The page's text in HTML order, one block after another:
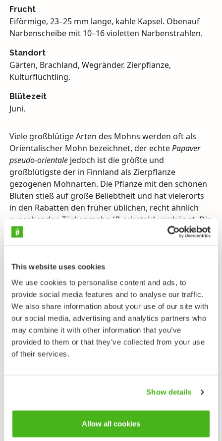
This website uses cookies
We use cookies to personalise content and ads, to
provide social media features and to analyse our traffic.
We also share information about your use of our site with
our social media, advertising and analytics partners who
may combine it with other information that you’ve
provided to them or that they’ve collected from your use
of their services.
Show details
Allow all cookies
Frucht
Eiförmige, 23–25 mm lange, kahle Kapsel. Obenauf
Narbenscheibe mit 10–16 violetten Narbenstrahlen.
Standort
Gärten, Brachland, Wegränder. Zierpflanze,
Kulturflüchtling.
Blütezeit
Juni.
Viele großblütige Arten des Mohns werden oft als
Orientalischer Mohn bezeichnet, der echtePapaver
pseudo-orientalejedoch ist die größte und
großblütigste der in Finnland als Zierpflanze
gezogenen Mohnarten. Die Pflanze mit den schönen
Blüten stieß auf große Beliebtheit und hat vielerorts
in den Rabatten den früher üblichen, recht ähnlich
aussehenden Türkenmohn (P. orientale) verdrängt. Die
Arten sind für gewöhnlich leicht voneinander zu
oben mit Blättern besetzt, die Knospe ist aufrecht, am
Grund der Blütenblätter befindet sich für gewöhnlich
ein deutlicher dunkler Fleck und die Kapsel ist dick,
eiförmig.
Papaver pseudo-orientaledient nur als Augenweide, als
Heilpflanze ist er bedeutungslos. Wie bei den meisten
Arten seiner Gattung liegt das natürliche
Verbreitungsgebiet von
er am besten an sonnigen Standorten auf gut